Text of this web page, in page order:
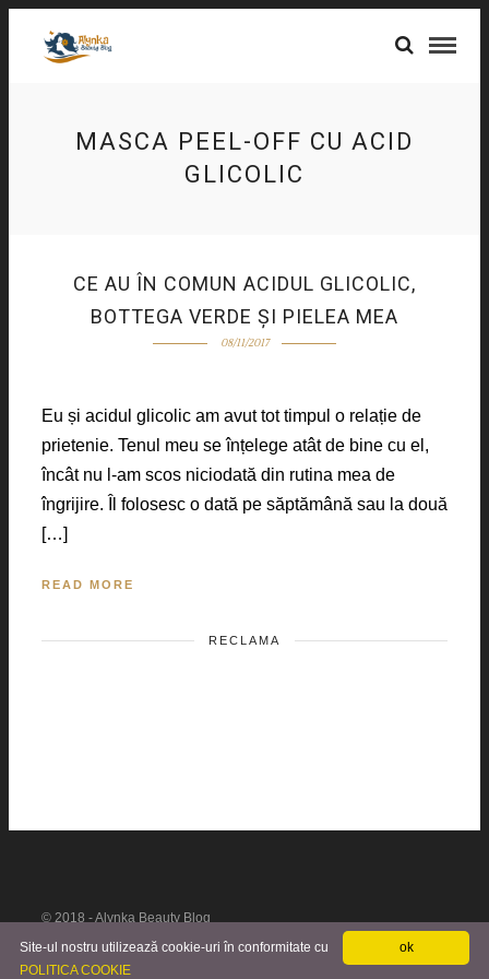
MASCA PEEL-OFF CU ACID
GLICOLIC
CE AU ÎN COMUN ACIDUL GLICOLIC,
BOTTEGA VERDE ȘI PIELEA MEA
08/11/2017
Eu și acidul glicolic am avut tot timpul o relație de
prietenie. Tenul meu se înțelege atât de bine cu el,
încât nu l-am scos niciodată din rutina mea de
îngrijire. Îl folosesc o dată pe săptămână sau la două
[…]
READ MORE
RECLAMA
© 2018 - Alynka Beauty Blog
ok
Site-ul nostru utilizează cookie-uri în conformitate cu
POLITICA COOKIE